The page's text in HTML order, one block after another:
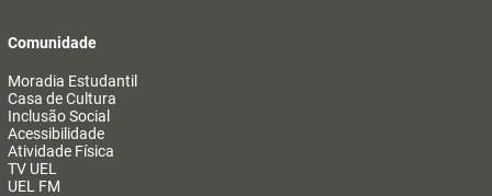
Comunidade
Moradia Estudantil
Casa de Cultura
Inclusão Social
Acessibilidade
Atividade Física
TV UEL
UEL FM